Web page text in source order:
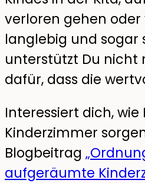
verloren gehen oder
langlebig und
unterstützt Du nicht
dafür, dass die
Interessiert dich,
Kinderzimmer
Blogbeitrag
aufgeräumte